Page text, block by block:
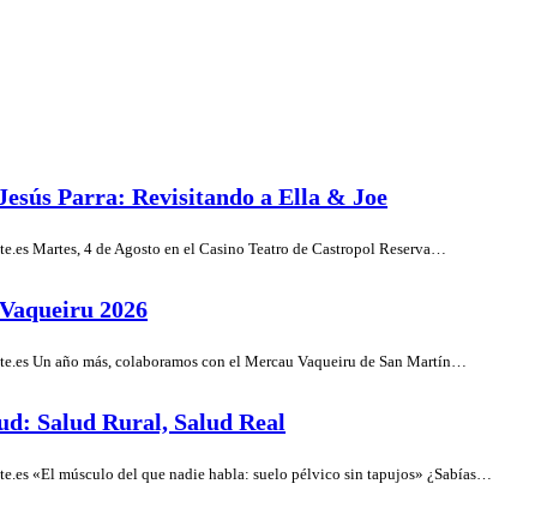
Parra: Revisitando a Ella & Joe
Martes, 4 de Agosto en el Casino Teatro de Castropol Reserva…
2026
Un año más, colaboramos con el Mercau Vaqueiru de San Martín…
Salud Rural, Salud Real
«El músculo del que nadie habla: suelo pélvico sin tapujos» ¿Sabías…